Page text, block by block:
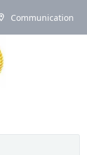
Communication